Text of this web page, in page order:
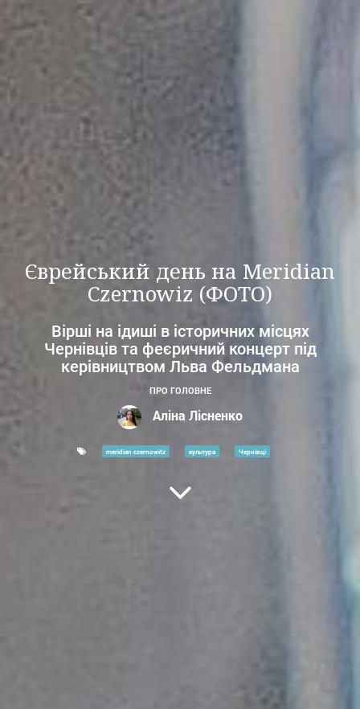
Єврейський день на Meridian
Czernowiz (ФОТО)
Вірші на ідиші в історичних місцях
Чернівців та феєричний концерт під
керівництвом Льва Фельдмана
ПРО ГОЛОВНЕ
Аліна Лісненко
meridian czernowitz культура Чернівці